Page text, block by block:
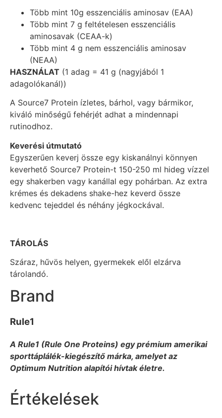
Több mint 10g esszenciális aminosav (EAA)
Több mint 7 g feltételesen esszenciális
aminosavak (CEAA-k)
Több mint 4 g nem esszenciális aminosav
(NEAA)
HASZNÁLAT (1 adag = 41 g (nagyjából 1
adagolókanál))
A Source7 Protein ízletes, bárhol, vagy bármikor,
kiváló minőségű fehérjét adhat a mindennapi
rutinodhoz.
Keverési útmutató
Egyszerűen keverj össze egy kiskanálnyi könnyen
keverhető Source7 Protein-t 150-250 ml hideg vízzel
egy shakerben vagy kanállal egy pohárban. Az extra
krémes és dekadens shake-hez keverd össze
kedvenc tejeddel és néhány jégkockával.
TÁROLÁS
Száraz, hűvös helyen, gyermekek elől elzárva
tárolandó.
Brand
Rule1
A Rule1 (Rule One Proteins) egy prémium amerikai
sporttáplálék-kiegészítő márka, amelyet az
Optimum Nutrition alapítói hívtak életre.
Értékelések